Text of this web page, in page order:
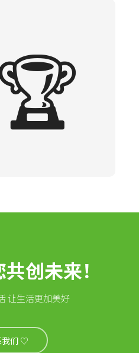
创未来！
让生活更加美好
我们 ♡